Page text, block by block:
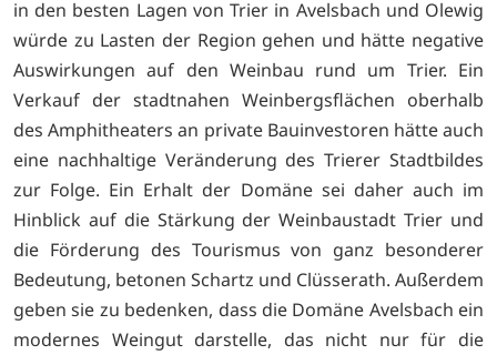
in den besten Lagen von Trier in Avelsbach und Olewig
würde zu Lasten der Region gehen und hätte negative
Auswirkungen auf den Weinbau rund um Trier. Ein
Verkauf der stadtnahen Weinbergsflächen oberhalb
des Amphitheaters an private Bauinvestoren hätte auch
eine nachhaltige Veränderung des Trierer Stadtbildes
zur Folge. Ein Erhalt der Domäne sei daher auch im
Hinblick auf die Stärkung der Weinbaustadt Trier und
die Förderung des Tourismus von ganz besonderer
Bedeutung, betonen Schartz und Clüsserath. Außerdem
geben sie zu bedenken, dass die Domäne Avelsbach ein
modernes Weingut darstelle, das nicht nur für die